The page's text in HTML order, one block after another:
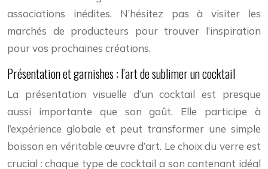
associations inédites. N’hésitez pas à visiter les
marchés de producteurs pour trouver l’inspiration
pour vos prochaines créations.
Présentation et garnishes : l’art de sublimer un cocktail
La présentation visuelle d’un cocktail est presque
aussi importante que son goût. Elle participe à
l’expérience globale et peut transformer une simple
boisson en véritable œuvre d’art. Le choix du verre est
crucial : chaque type de cocktail a son contenant idéal